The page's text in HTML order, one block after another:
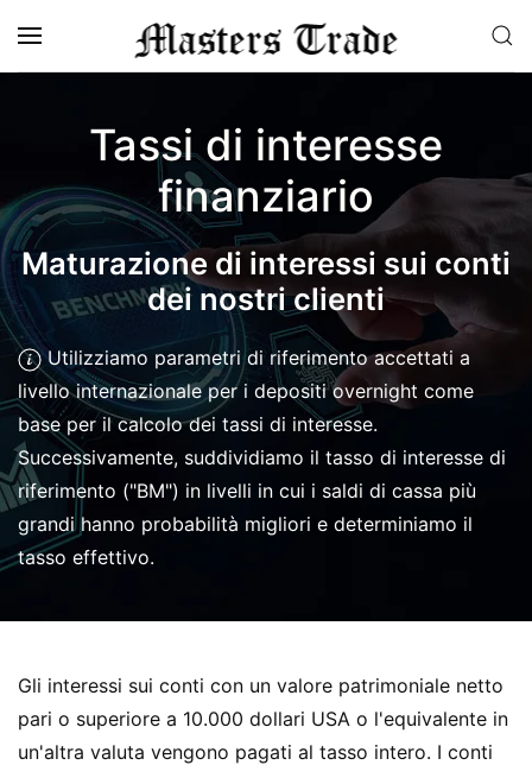
Skip to main content
Tassi di interesse
finanziario
Maturazione di interessi sui conti
dei nostri clienti
Utilizziamo parametri di riferimento accettati a
livello internazionale per i depositi overnight come
base per il calcolo dei tassi di interesse.
Successivamente, suddividiamo il tasso di interesse di
riferimento ("BM") in livelli in cui i saldi di cassa più
grandi hanno probabilità migliori e determiniamo il
tasso effettivo.
Gli interessi sui conti con un valore patrimoniale netto
pari o superiore a 10.000 dollari USA o l'equivalente in
un'altra valuta vengono pagati al tasso intero. I conti